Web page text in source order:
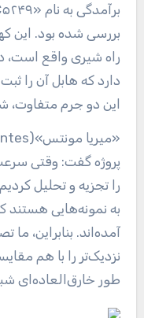
بررسی شده بود. این
راه شیری واقع است،
دارد که هابل آن را
این دو جرم متفاوت،
پروژه گفت: وقتی
را تجزیه و تحلیل
به نمونه‌هایی
آمده‌اند. بنابراین،
نزدیک‌تر را با هم
طور خارق‌العاده‌ای